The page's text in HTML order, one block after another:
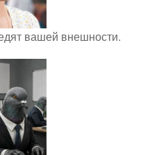
вашей внешности.